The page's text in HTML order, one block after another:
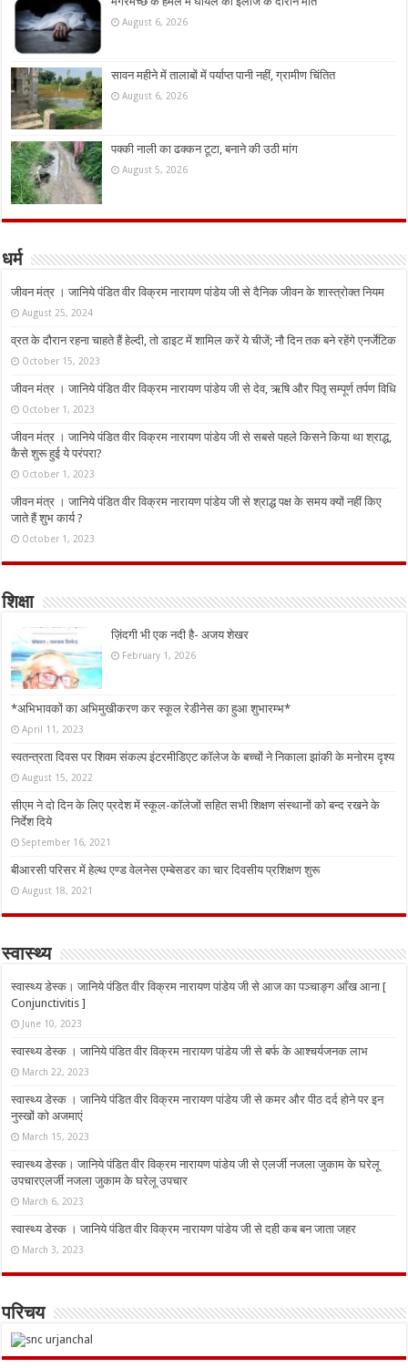
August 6, 2026
सावन महीने में तालाबों में पर्याप्त पानी नहीं, ग्रामीण चिंतित
August 6, 2026
पक्की नाली का ढक्कन टूटा, बनाने की उठी मांग
August 5, 2026
धर्म
जीवन मंत्र । जानिये पंडित वीर विक्रम नारायण पांडेय जी से दैनिक जीवन के शास्त्रोक्त नियम
August 25, 2024
व्रत के दौरान रहना चाहते हैं हेल्दी, तो डाइट में शामिल करें ये चीजें; नौ दिन तक बने रहेंगे एनर्जेटिक
October 15, 2023
जीवन मंत्र । जानिये पंडित वीर विक्रम नारायण पांडेय जी से देव, ऋषि और पितृ सम्पूर्ण तर्पण विधि
October 1, 2023
जीवन मंत्र । जानिये पंडित वीर विक्रम नारायण पांडेय जी से सबसे पहले किसने किया था श्राद्ध,
कैसे शुरू हुई ये परंपरा?
October 1, 2023
जीवन मंत्र । जानिये पंडित वीर विक्रम नारायण पांडेय जी से श्राद्ध पक्ष के समय क्यों नहीं किए
जाते हैं शुभ कार्य ?
October 1, 2023
शिक्षा
ज़िंदगी भी एक नदी है- अजय शेखर
February 1, 2026
*अभिभावकों का अभिमुखीकरण कर स्कूल रेडीनेस का हुआ शुभारम्भ*
April 11, 2023
स्वतन्त्रता दिवस पर शिवम संकल्प इंटरमीडिएट कॉलेज के बच्चों ने निकाला झांकी के मनोरम दृश्य
August 15, 2022
सीएम ने दो दिन के लिए प्रदेश में स्कूल-कॉलेजों सहित सभी शिक्षण संस्थानों को बन्द रखने के
निर्देश दिये
September 16, 2021
बीआरसी परिसर में हेल्थ एण्ड वेलनेस एम्बेसडर का चार दिवसीय प्रशिक्षण शुरू
August 18, 2021
स्वास्थ्य
स्वास्थ्य डेस्क। जानिये पंडित वीर विक्रम नारायण पांडेय जी से आज का पञ्चाङ्ग आँख आना [
Conjunctivitis ]
June 10, 2023
स्वास्थ्य डेस्क । जानिये पंडित वीर विक्रम नारायण पांडेय जी से बर्फ के आश्चर्यजनक लाभ
March 22, 2023
स्वास्थ्य डेस्क । जानिये पंडित वीर विक्रम नारायण पांडेय जी से कमर और पीठ दर्द होने पर इन
नुस्‍खों को अजमाएं
March 15, 2023
स्वास्थ्य डेस्क। जानिये पंडित वीर विक्रम नारायण पांडेय जी से एलर्जी नजला जुकाम के घरेलू
उपचारएलर्जी नजला जुकाम के घरेलू उपचार
March 6, 2023
स्वास्थ्य डेस्क । जानिये पंडित वीर विक्रम नारायण पांडेय जी से दही कब बन जाता जहर
March 3, 2023
परिचय